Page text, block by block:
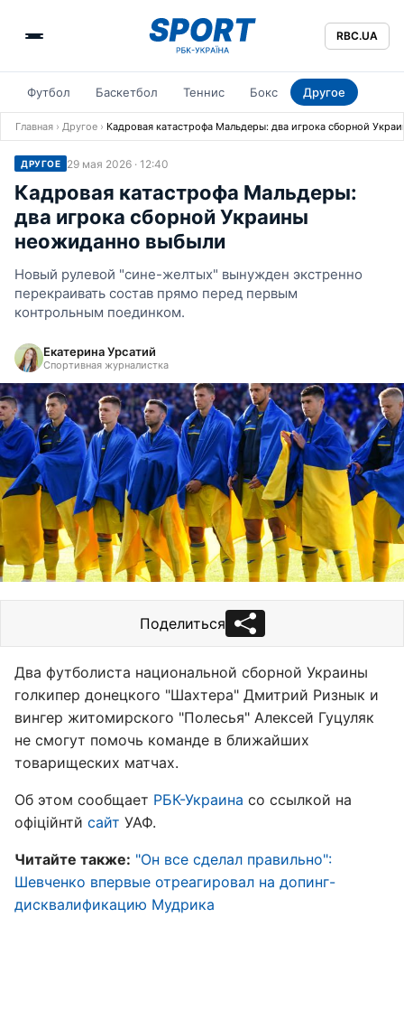
RBC.UA
Футбол Баскетбол Теннис Бокс Другое
Главная › Другое › Кадровая катастрофа Мальдеры: два игрока сборной
ДРУГОЕ 29 мая 2026 · 12:40
Кадровая катастрофа Мальдеры:
два игрока сборной Украины
неожиданно выбыли
Новый рулевой "сине-желтых" вынужден экстренно
перекраивать состав прямо перед первым
контрольным поединком.
Екатерина Урсатий
Спортивная журналистка
Поделиться
Два футболиста национальной сборной Украины
голкипер донецкого "Шахтера" Дмитрий Ризнык и
вингер житомирского "Полесья" Алексей Гуцуляк
не смогут помочь команде в ближайших
товарищеских матчах.
Об этом сообщает РБК-Украина со ссылкой на
офіційнтй сайт УАФ.
Читайте также: "Он все сделал правильно":
Шевченко впервые отреагировал на допинг-
дисквалификацию Мудрика